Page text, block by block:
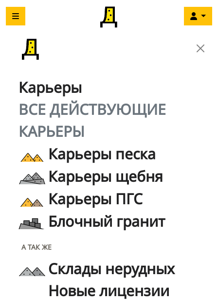
Карьеры
ВСЕ ДЕЙСТВУЮЩИЕ
КАРЬЕРЫ
Карьеры песка
Карьеры щебня
Карьеры ПГС
Блочный гранит
А ТАК ЖЕ
Склады нерудных
Новые лицензии